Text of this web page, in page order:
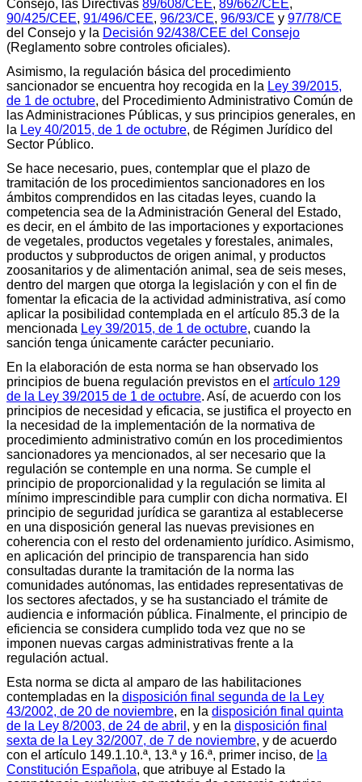
Consejo, las Directivas 89/608/CEE, 89/662/CEE,
90/425/CEE, 91/496/CEE, 96/23/CE, 96/93/CE y 97/78/CE
del Consejo y la Decisión 92/438/CEE del Consejo
(Reglamento sobre controles oficiales).
Asimismo, la regulación básica del procedimiento
sancionador se encuentra hoy recogida en la Ley 39/2015,
de 1 de octubre, del Procedimiento Administrativo Común de
las Administraciones Públicas, y sus principios generales, en
la Ley 40/2015, de 1 de octubre, de Régimen Jurídico del
Sector Público.
Se hace necesario, pues, contemplar que el plazo de
tramitación de los procedimientos sancionadores en los
ámbitos comprendidos en las citadas leyes, cuando la
competencia sea de la Administración General del Estado,
es decir, en el ámbito de las importaciones y exportaciones
de vegetales, productos vegetales y forestales, animales,
productos y subproductos de origen animal, y productos
zoosanitarios y de alimentación animal, sea de seis meses,
dentro del margen que otorga la legislación y con el fin de
fomentar la eficacia de la actividad administrativa, así como
aplicar la posibilidad contemplada en el artículo 85.3 de la
mencionada Ley 39/2015, de 1 de octubre, cuando la
sanción tenga únicamente carácter pecuniario.
En la elaboración de esta norma se han observado los
principios de buena regulación previstos en el artículo 129
de la Ley 39/2015 de 1 de octubre. Así, de acuerdo con los
principios de necesidad y eficacia, se justifica el proyecto en
la necesidad de la implementación de la normativa de
procedimiento administrativo común en los procedimientos
sancionadores ya mencionados, al ser necesario que la
regulación se contemple en una norma. Se cumple el
principio de proporcionalidad y la regulación se limita al
mínimo imprescindible para cumplir con dicha normativa. El
principio de seguridad jurídica se garantiza al establecerse
en una disposición general las nuevas previsiones en
coherencia con el resto del ordenamiento jurídico. Asimismo,
en aplicación del principio de transparencia han sido
consultadas durante la tramitación de la norma las
comunidades autónomas, las entidades representativas de
los sectores afectados, y se ha sustanciado el trámite de
audiencia e información pública. Finalmente, el principio de
eficiencia se considera cumplido toda vez que no se
imponen nuevas cargas administrativas frente a la
regulación actual.
Esta norma se dicta al amparo de las habilitaciones
contempladas en la disposición final segunda de la Ley
43/2002, de 20 de noviembre, en la disposición final quinta
de la Ley 8/2003, de 24 de abril , y en la disposición final
sexta de la Ley 32/2007, de 7 de noviembre, y de acuerdo
con el artículo 149.1.10.ª, 13.ª y 16.ª, primer inciso, de la
Constitución Española, que atribuye al Estado la